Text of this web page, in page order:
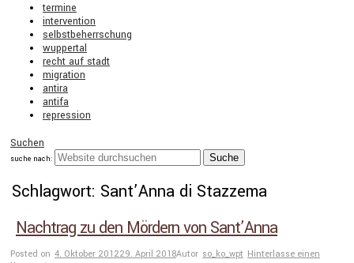
termine
intervention
selbstbeherrschung
wuppertal
recht auf stadt
migration
antira
antifa
repression
Suchen
suche nach:
Schlagwort: Sant’Anna di Stazzema
Nachtrag zu den Mördern von Sant’Anna
Posted on 4. Oktober 201229. April 2018Autor so_ko_wpt Hinterlasse einen